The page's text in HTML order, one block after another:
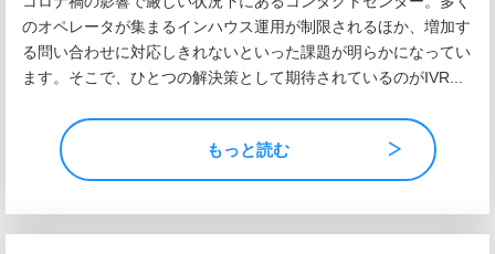
のオペレータが集まるインハウス運用が制限されるほか、増加す
る問い合わせに対応しきれないといった課題が明らかになってい
ます。そこで、ひとつの解決策として期待されているのがIVR...
もっと読む